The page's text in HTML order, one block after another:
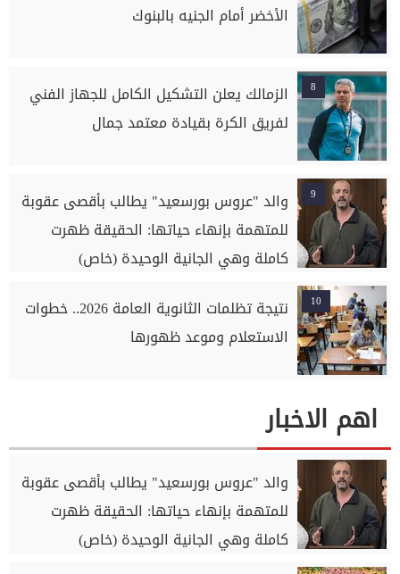
الأخضر أمام الجنيه بالبنوك
8
الزمالك يعلن التشكيل الكامل للجهاز الفني
لفريق الكرة بقيادة معتمد جمال
9
والد "عروس بورسعيد" يطالب بأقصى عقوبة
للمتهمة بإنهاء حياتها: الحقيقة ظهرت
كاملة وهي الجانية الوحيدة (خاص)
10
نتيجة تظلمات الثانوية العامة 2026.. خطوات
الاستعلام وموعد ظهورها
اهم الاخبار
والد "عروس بورسعيد" يطالب بأقصى عقوبة
للمتهمة بإنهاء حياتها: الحقيقة ظهرت
كاملة وهي الجانية الوحيدة (خاص)